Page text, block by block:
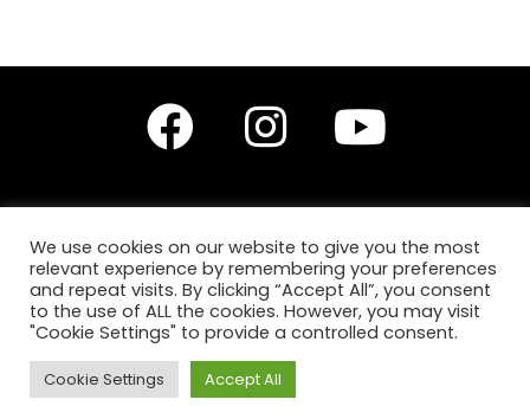
Editores do site: Prof. Dr. Diego Leonardo Santana Silva,Prof.ª Drª Anita Lucchesi
eProf.ª Ma. Karla Karine de Jesus Silva.
Copyright © 2026 GET | Powered by GET, todos os
We use cookies on our website to give you the most
relevant experience by remembering your preferences
and repeat visits. By clicking “Accept All”, you consent
to the use of ALL the cookies. However, you may visit
"Cookie Settings" to provide a controlled consent.
Cookie Settings Accept All